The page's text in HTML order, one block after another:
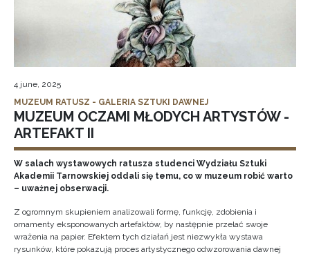
4 june, 2025
MUZEUM RATUSZ - GALERIA SZTUKI DAWNEJ
MUZEUM OCZAMI MŁODYCH ARTYSTÓW -
ARTEFAKT II
W salach wystawowych ratusza studenci Wydziału Sztuki
Akademii Tarnowskiej oddali się temu, co w muzeum robić warto
– uważnej obserwacji.
Z ogromnym skupieniem analizowali formę, funkcję, zdobienia i
ornamenty eksponowanych artefaktów, by następnie przelać swoje
wrażenia na papier. Efektem tych działań jest niezwykła wystawa
rysunków, które pokazują proces artystycznego odwzorowania dawnej